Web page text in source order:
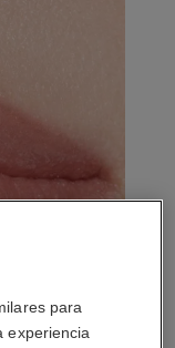
para
experiencia